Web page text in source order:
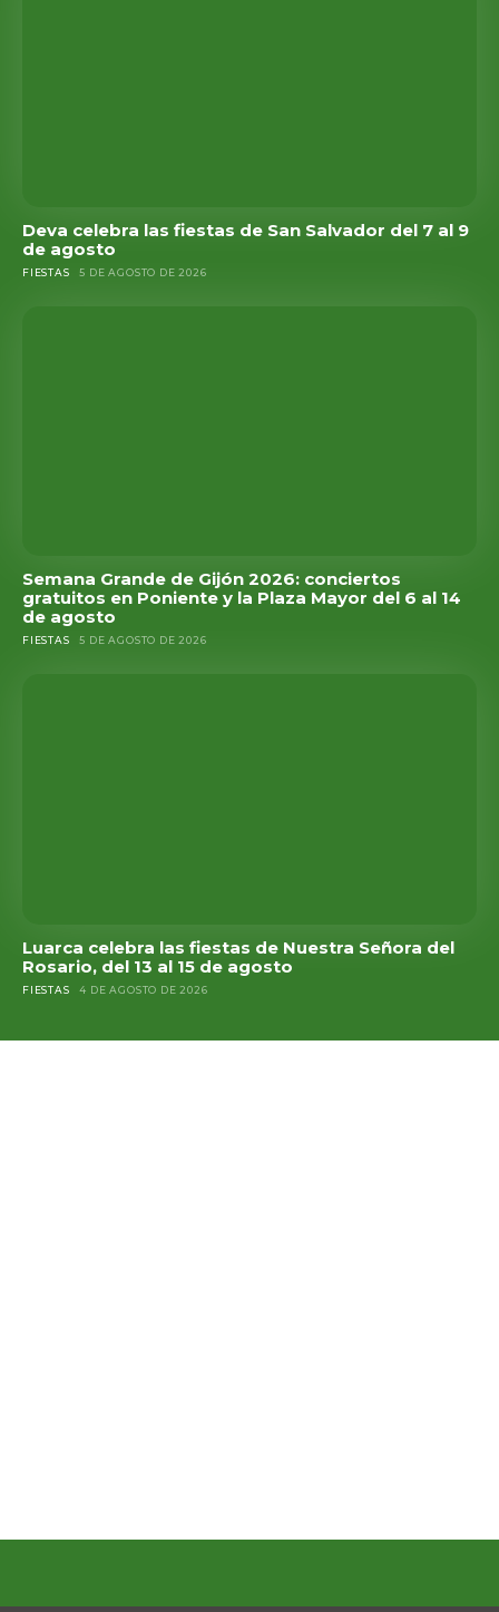
Deva celebra las fiestas de San Salvador del 7 al 9
de agosto
FIESTAS 5 DE AGOSTO DE 2026
Semana Grande de Gijón 2026: conciertos
gratuitos en Poniente y la Plaza Mayor del 6 al 14
de agosto
FIESTAS 5 DE AGOSTO DE 2026
Luarca celebra las fiestas de Nuestra Señora del
Rosario, del 13 al 15 de agosto
FIESTAS 4 DE AGOSTO DE 2026